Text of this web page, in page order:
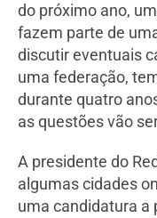
do próximo ano,
fazem parte de
discutir eventuais
uma federação,
durante quatro
as questões vão
A presidente do
algumas cidades
uma candidatura a